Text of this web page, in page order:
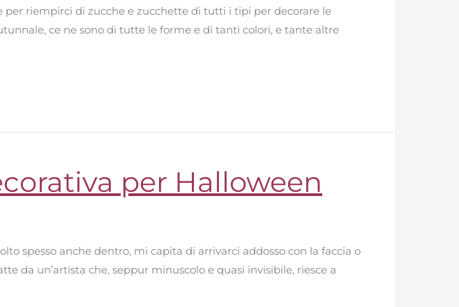
riempirci di zucche e zucchette di tutti i tipi per decorare le
ce ne sono di tutte le forme e di tanti colori, e tante altre
per Halloween
spesso anche dentro, mi capita di arrivarci addosso con la faccia o
da un’artista che, seppur minuscolo e quasi invisibile, riesce a